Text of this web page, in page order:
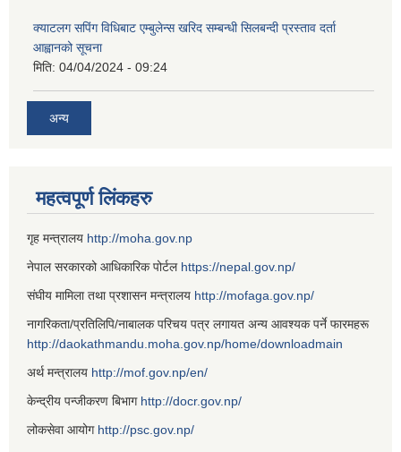
क्याटलग सपिंग विधिबाट एम्बुलेन्स खरिद सम्बन्धी सिलबन्दी प्रस्ताव दर्ता
आह्वानको सूचना
मिति: 04/04/2024 - 09:24
अन्य
महत्वपूर्ण लिंकहरु
गृह मन्त्रालय http://moha.gov.np
नेपाल सरकारको आधिकारिक पोर्टल https://nepal.gov.np/
संघीय मामिला तथा प्रशासन मन्त्रालय http://mofaga.gov.np/
नागरिकता/प्रतिलिपि/नाबालक परिचय पत्र लगायत अन्य आवश्यक पर्ने फारमहरू
http://daokathmandu.moha.gov.np/home/downloadmain
अर्थ मन्त्रालय http://mof.gov.np/en/
केन्द्रीय पन्जीकरण बिभाग http://docr.gov.np/
लोकसेवा आयोग http://psc.gov.np/